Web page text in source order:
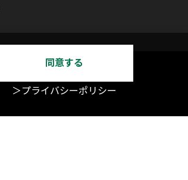
同意する
＞プライバシーポリシー